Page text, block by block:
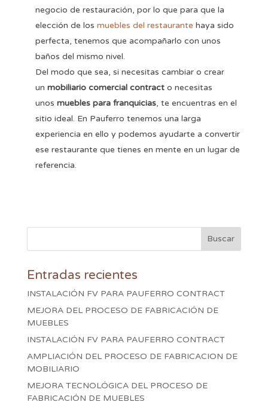
negocio de restauración, por lo que para que la
elección de los muebles del restaurante haya sido
perfecta, tenemos que acompañarlo con unos
baños del mismo nivel.
Del modo que sea, si necesitas cambiar o crear
un mobiliario comercial contracto necesitas
unos muebles para franquicias, te encuentras en el
sitio ideal. En Pauferro tenemos una larga
experiencia en ello y podemos ayudarte a convertir
ese restaurante que tienes en mente en un lugar de
referencia.
Entradas recientes
INSTALACIÓN FV PARA PAUFERRO CONTRACT
MEJORA DEL PROCESO DE FABRICACIÓN DE
MUEBLES
INSTALACIÓN FV PARA PAUFERRO CONTRACT
AMPLIACIÓN DEL PROCESO DE FABRICACION DE
MOBILIARIO
MEJORA TECNOLÓGICA DEL PROCESO DE
FABRICACIÓN DE MUEBLES